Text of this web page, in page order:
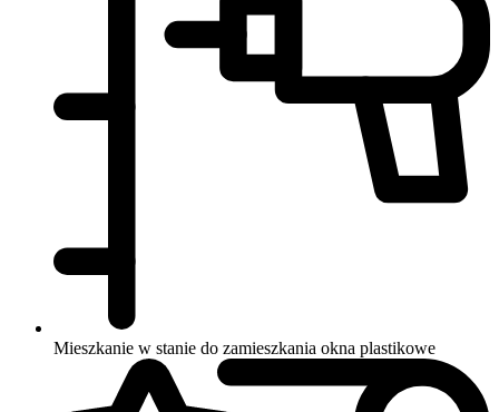
Mieszkanie w stanie do zamieszkania okna plastikowe